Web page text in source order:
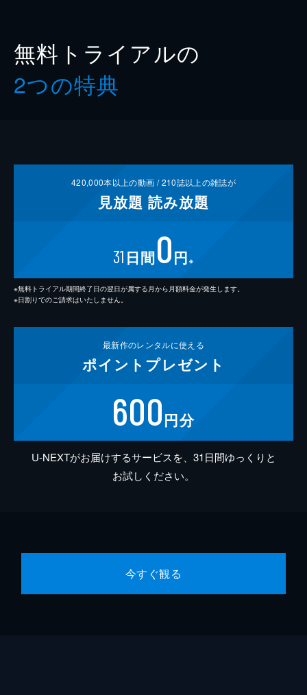
無料トライアルの
2つの特典
420,000本以上の動画 /210誌以上の雑誌が
見放題 読み放題
31 日間0円 ※
※無料トライアル期間終了日の翌日が属する月から月額料金が発生します。
※日割りでのご請求はいたしません。
最新作のレンタルに使える
ポイント プレゼント
600円分
U-NEXTがお届けするサービスを、31日間ゆっくりと
お試しください。
今すぐ観る